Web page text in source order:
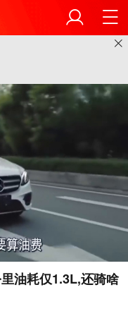
油耗仅1.3L,还骑啥